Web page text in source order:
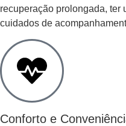
recuperação prolongada, ter
cuidados de
Conforto e